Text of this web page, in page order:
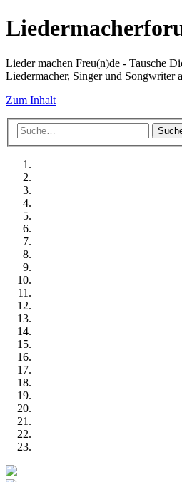
Lieder machen Freu(n)de - Tausche
Liedermacher, Singer und Songwriter
Zum Inhalt